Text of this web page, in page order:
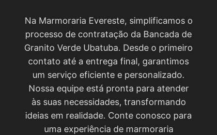
Na Marmoraria Evereste, simplificamos o
processo de contratação da Bancada de
Granito Verde Ubatuba. Desde o primeiro
contato até a entrega final, garantimos
um serviço eficiente e personalizado.
Nossa equipe está pronta para atender
às suas necessidades, transformando
ideias em realidade. Conte conosco para
uma experiência de marmoraria